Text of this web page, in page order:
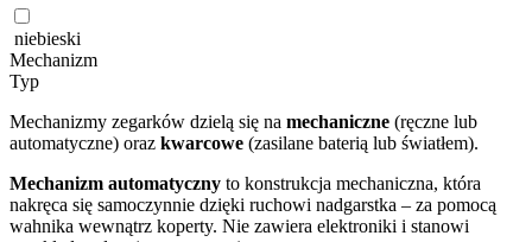
niebieski
Mechanizm
Typ
Mechanizmy zegarków dzielą się na mechaniczne (ręczne lub
automatyczne) oraz kwarcowe (zasilane baterią lub światłem).
Mechanizm automatyczny to konstrukcja mechaniczna, która
nakręca się samoczynnie dzięki ruchowi nadgarstka – za pomocą
wahnika wewnątrz koperty. Nie zawiera elektroniki i stanowi